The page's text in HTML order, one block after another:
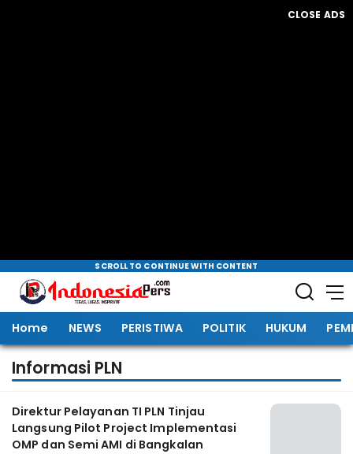
CLOSE ADS
SCROLL TO CONTINUE WITH CONTENT
Home NEWS PERISTIWA POLITIK HUKUM
Informasi PLN
Direktur Pelayanan TI PLN Tinjau
Langsung Pilot Project Implementasi
OMP dan Semi AMI di Bangkalan